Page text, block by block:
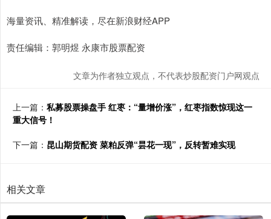
海量资讯、精准解读，尽在新浪财经APP
责任编辑：郭明煜 永康市股票配资
文章为作者独立观点，不代表炒股配资门户网观点
上一篇： 私募股票操盘手 红枣：“量增价涨”，红枣指数惊现这一
重大信号！
下一篇： 昆山期货配资 菜粕反弹“昙花一现”，反转暂难实现
相关文章